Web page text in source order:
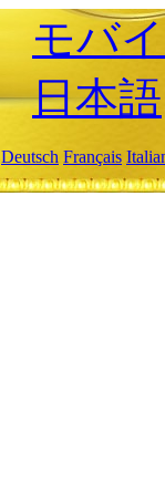
モバ
日本語
Deutsch Français